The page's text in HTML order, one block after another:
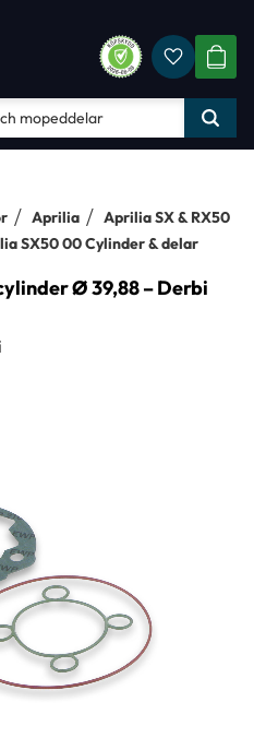
Aprilia
Aprilia SX & RX50
SX50 00 Cylinder & delar
Ø 39,88 – Derbi